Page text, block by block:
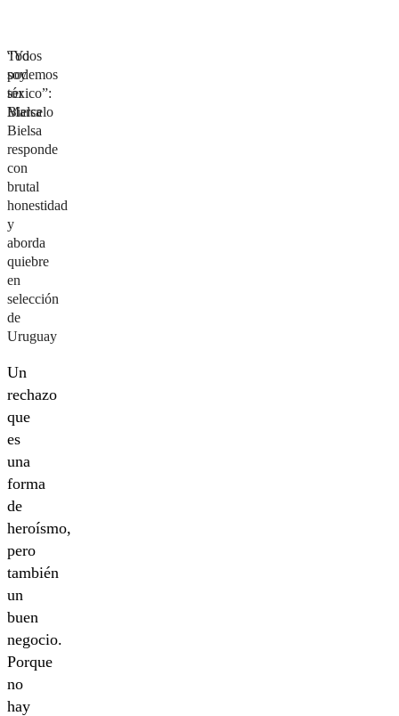
Todos
podemos
ser
Bielsa
“Yo
soy
tóxico”:
Marcelo
Bielsa
responde
con
brutal
honestidad
y
aborda
quiebre
en
selección
de
Uruguay
Un
rechazo
que
es
una
forma
de
heroísmo,
pero
también
un
buen
negocio.
Porque
no
hay